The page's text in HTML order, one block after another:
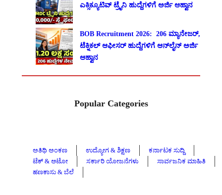
ಎಕ್ಸಿಕ್ಯೂಟಿವ್ ಟ್ರೈನಿ ಹುದ್ದೆಗಳಿಗೆ ಅರ್ಜಿ ಆಹ್ವಾನ
BOB Recruitment 2026: 206 ಮ್ಯಾನೇಜರ್,
ಟೆಕ್ನಿಕಲ್ ಆಫೀಸರ್ ಹುದ್ದೆಗಳಿಗೆ ಆನ್‌ಲೈನ್ ಅರ್ಜಿ
ಆಹ್ವಾನ
Popular Categories
ಅತಿಥಿ ಅಂಕಣ ಉದ್ಯೋಗ & ಶಿಕ್ಷಣ
ಕರ್ನಾಟಕ ಸುದ್ದಿ
ಟೆಕ್ & ಆಟೋ
ಸರ್ಕಾರಿ ಯೋಜನೆಗಳು
ಸಾರ್ವಜನಿಕ ಮಾಹಿತಿ
ಹಣಕಾಸು & ಬೆಲೆ